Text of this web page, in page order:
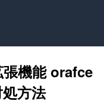
機能 orafce
方法